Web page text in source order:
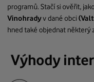
programů. Stačí si ověřit,
Vinohradyv dané obci
hned také objednat některý
Výhody